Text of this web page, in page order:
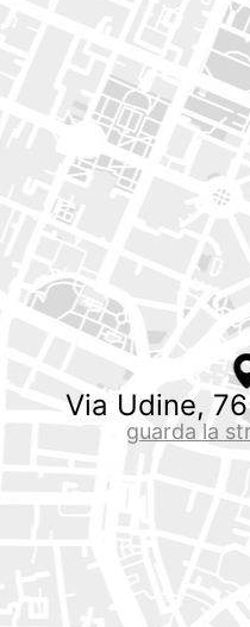
Via Udine,
guarda la